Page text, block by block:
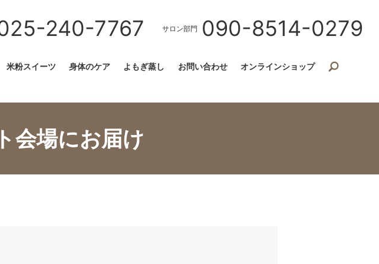
240-7767 サロン部門 090-8514-0279
米粉スイーツ 身体のケア よもぎ蒸し お問い合わせ オンラインショップ
会場にお届け